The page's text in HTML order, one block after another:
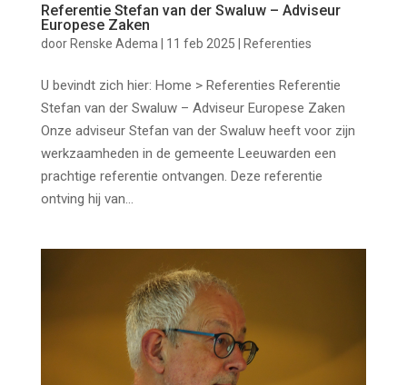
Referentie Stefan van der Swaluw – Adviseur
Europese Zaken
door Renske Adema 11 feb 2025 Referenties
U bevindt zich hier: Home > Referenties Referentie
Stefan van der Swaluw – Adviseur Europese Zaken
Onze adviseur Stefan van der Swaluw heeft voor zijn
werkzaamheden in de gemeente Leeuwarden een
prachtige referentie ontvangen. Deze referentie
ontving hij van...